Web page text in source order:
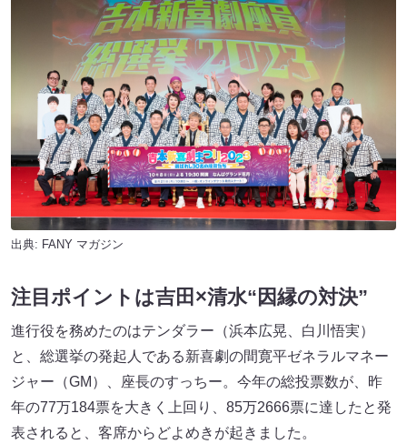
出典: FANY マガジン
注目ポイントは吉田×清水“因縁の対決”
進行役を務めたのはテンダラー（浜本広晃、白川悟実）
と、総選挙の発起人である新喜劇の間寛平ゼネラルマネー
ジャー（GM）、座長のすっちー。今年の総投票数が、昨
年の77万184票を大きく上回り、85万2666票に達したと発
表されると、客席からどよめきが起きました。